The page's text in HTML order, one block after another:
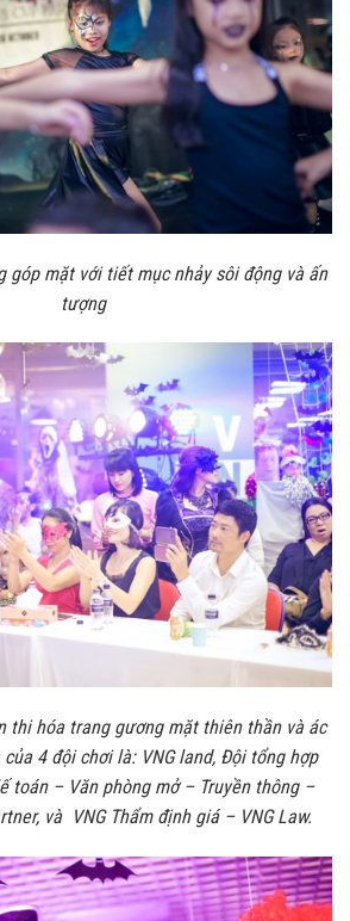
góp mặt với tiết mục nhảy sôi động và ấn
tượng
thi hóa trang gương mặt thiên thần và ác
4 đội chơi là: VNG land, Đội tổng hợp
toán – Văn phòng mở – Truyền thông –
và VNG Thẩm định giá – VNG Law.